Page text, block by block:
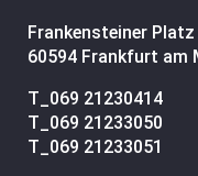
Frankensteiner Platz
60594 Frankfurt am
T_ 069 21230414
T_ 069 21233050
T_ 069 21233051